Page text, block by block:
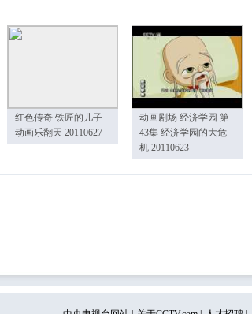
红色传奇 铁匠的儿子
动画乐翻天 20110627
动画剧场 经济学园 第
43集 经济学园的大危
机 20110623